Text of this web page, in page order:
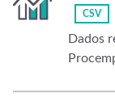
CSV
Dados